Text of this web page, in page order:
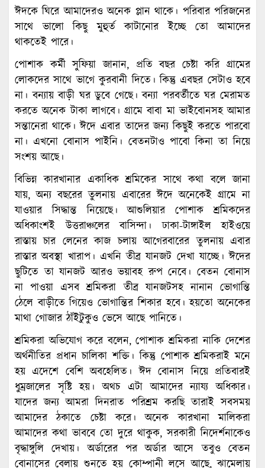
ঈদকে ঘিরে আমাদেরও অনেক প্লান থাকে। পরিবার পরিজনের
সাথে ভালো কিছু মুহুর্ত কাটানোর ইচ্ছে তো আমাদের
থাকতেই পারে।
পোশাক কর্মী সুফিয়া জানান, প্রতি বছর চেষ্টা করি গ্রামের
লোকদের সাথে ভাগে কুরবানী দিতে। কিন্তু এবছর সেটাও হবে
না। বন্যায় বাড়ী ঘর ডুবে গেছে। বন্যা পরবর্তীতে ঘর মেরামত
করতে অনেক টাকা লাগবে। গ্রামে বাবা মা ভাইবোনসহ আমার
সন্তানেরা থাকে। ঈদে এবার তাদের জন্য কিছুই করতে পারবো
না। এখনো বোনাস পাইনি। বেতনটাও পাবো কিনা তা নিয়ে
সংশয় আছে।
বিভিন্ন কারখানার একাধিক শ্রমিকের সাথে কথা বলে জানা
যায়, অন্য বছরের তুলনায় এবারের ঈদে অনেকেই গ্রামে না
যাওয়ার সিদ্ধান্ত নিয়েছে। আশুলিয়ার পোশাক শ্রমিকদের
অধিকাংশই উত্তরাঞ্চলের বাসিন্দা। ঢাকা-টাঙ্গাইল হাইওয়ে
রাস্তায় চার লেনের কাজ চলায় আগেরবারের তুলনায় এবার
রাস্তার অবস্থা খারাপ। এখনি তীব্র যানজট দেখা যাচ্ছে। ঈদের
ছুটিতে তা যানজট আরও ভয়াবহ রুপ নেবে। বেতন বোনাস
না পাওয়া এসব শ্রমিকরা তীব্র যানজটসহ নানান ভোগান্তি
ঠেলে বাড়ীতে গিয়েও ভোগান্তির শিকার হবে। হয়তো অনেকের
মাথা গোজার ঠাঁইটুকুও ভেসে আছে পানিতে।
শ্রমিকরা অভিযোগ করে বলেন, পোশাক শ্রমিকরা নাকি দেশের
অর্থনীতির প্রধান চালিকা শক্তি। কিন্তু পোশাক শ্রমিকরাই মনে
হয় এদেশে বেশি অবহেলিত। ঈদ বোনাস নিয়ে প্রতিবারই
ধুম্রজালের সৃষ্টি হয়। অথচ এটা আমাদের ন্যায্য অধিকার।
যাদের জন্য আমরা দিনরাত পরিশ্রম করছি তারাই সবসময়
আমাদের ঠকাতে চেষ্টা করে। অনেক কারখানা মালিকরা
আমাদের কথা ভাববে তো দুরে থাকুক, সরকারী নিদের্শনাকেও
বৃদ্ধাঙ্গুলি দেখায়। অর্ডারের পর অর্ডার আসে তবুও বেতন
বোনাসের বেলায় শুনতে হয় কোম্পানী লসে আছে, ঝামেলায়